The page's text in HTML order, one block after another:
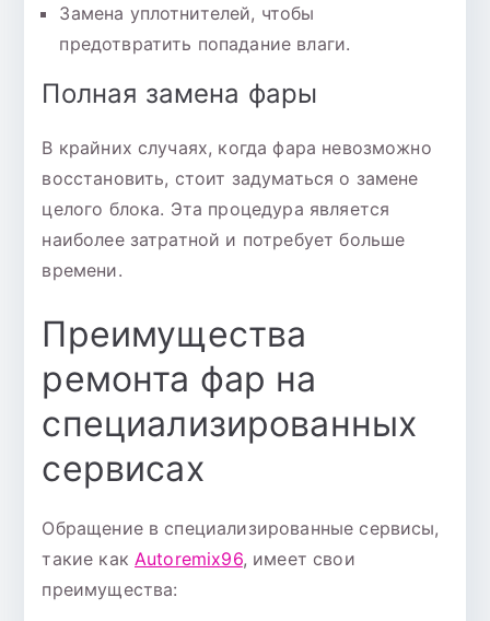
Замена уплотнителей, чтобы
предотвратить попадание влаги.
Полная замена фары
В крайних случаях, когда фара невозможно
восстановить, стоит задуматься о замене
целого блока. Эта процедура является
наиболее затратной и потребует больше
времени.
Преимущества
ремонта фар на
специализированных
сервисах
Обращение в специализированные сервисы,
такие как Autoremix96, имеет свои
преимущества: